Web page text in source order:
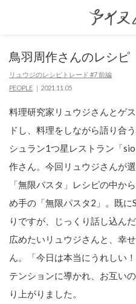
鳥羽周作さんのレシピ
リュウジのレシピトレード #7 前編
PEOPLE
2021.11.05
料理研究家リュウジさんとゲ
ドし、料理をしながら語り合
シュラン1つ星レストラン「
作さん。今回リュウジさんが
「無限パスタ」レシピの中か
め手の「無限パスタ2」。既に
りですが、じっくり話し込ん
広めたいリュウジさんと、幸
ん。「今日は本当にうれしい
テンションに導かれ、お互い
り上がりました。